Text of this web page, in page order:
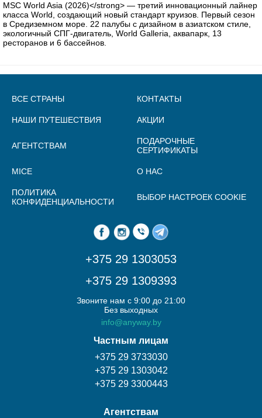
MSC World Asia (2026)</strong> — третий инновационный лайнер
класса World, создающий новый стандарт круизов. Первый сезон
в Средиземном море. 22 палубы с дизайном в азиатском стиле,
экологичный СПГ-двигатель, World Galleria, аквапарк, 13
ресторанов и 6 бассейнов.
ВСЕ СТРАНЫ КОНТАКТЫ
НАШИ ПУТЕШЕСТВИЯ АКЦИИ
АГЕНТСТВАМ
ПОДАРОЧНЫЕ
СЕРТИФИКАТЫ
MICE О НАС
ПОЛИТИКА
КОНФИДЕНЦИАЛЬНОСТИ
ВЫБОР НАСТРОЕК COOKIE
+375 29 1303053
+375 29 1309393
Звоните нам с 9:00 до 21:00
Без выходных
info@anyway.by
Частным лицам
+375 29 3733030
+375 29 1303042
+375 29 3300443
Агентствам